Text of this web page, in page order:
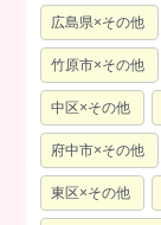
広島県×その他
竹原市×その他
中区×その他
府中市×その他
東区×その他